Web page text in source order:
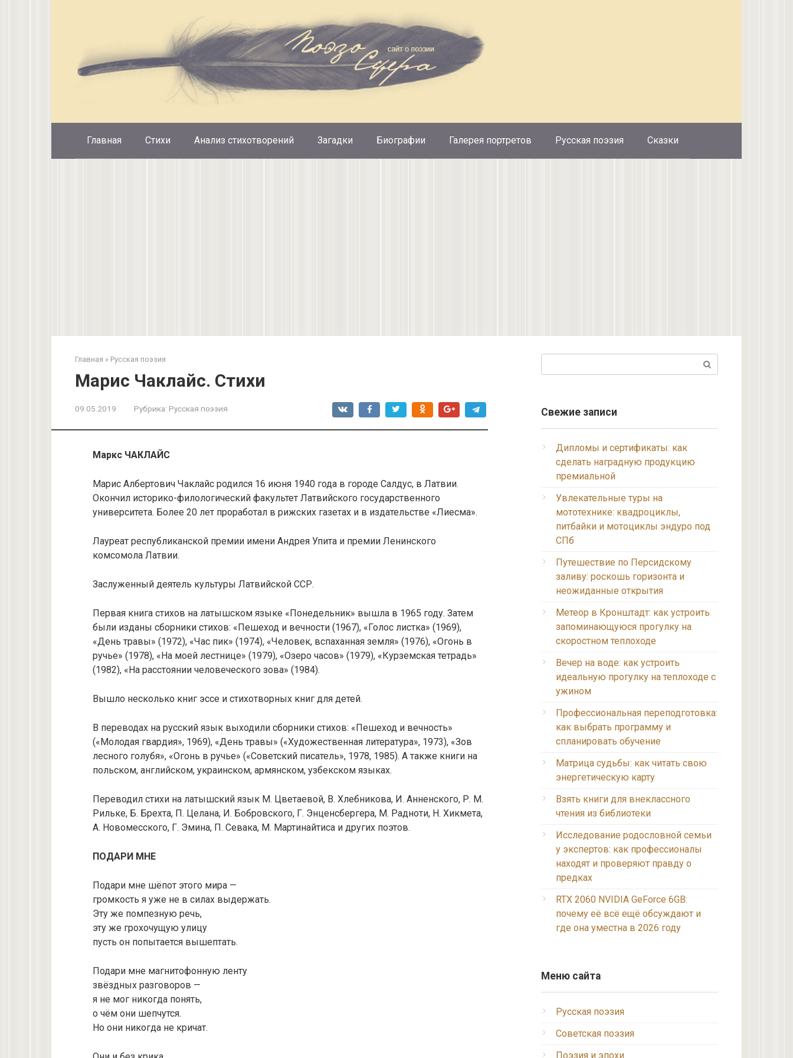
Главная Стихи Анализ стихотворений Загадки Биографии Галерея портретов Русская поэзия Сказки
Главная » Русская поэзия
Марис Чаклайс. Стихи
09.05.2019 Рубрика: Русская поэзия
Маркс ЧАКЛАЙС
Марис Албертович Чаклайс родился 16 июня 1940 года в городе Салдус, в Латвии.
Окончил историко-филологический факультет Латвийского государственного
университета. Более 20 лет проработал в рижских газетах и в издательстве «Лиесма».
Лауреат республиканской премии имени Андрея Упита и премии Ленинского
комсомола Латвии.
Заслуженный деятель культуры Латвийской ССР.
Первая книга стихов на латышском языке «Понедельник» вышла в 1965 году. Затем
были изданы сборники стихов: «Пешеход и вечности (1967), «Голос листка» (1969),
«День травы» (1972), «Час пик» (1974), «Человек, вспаханная земля» (1976), «Огонь в
ручье» (1978), «На моей лестнице» (1979), «Озеро часов» (1979), «Курземская тетрадь»
(1982), «На расстоянии человеческого зова» (1984).
Вышло несколько книг эссе и стихотворных книг для детей.
В переводах на русский язык выходили сборники стихов: «Пешеход и вечность»
(«Молодая гвардия», 1969), «День травы» («Художественная литература», 1973), «Зов
лесного голубя», «Огонь в ручье» («Советский писатель», 1978, 1985). А также книги на
польском, английском, украинском, армянском, узбекском языках.
Переводил стихи на латышский язык М. Цветаевой, В. Хлебникова, И. Анненского, Р. М.
Рильке, Б. Брехта, П. Целана, И. Бобровского, Г. Энценсбергера, М. Радноти, Н. Хикмета,
А. Новомесского, Г. Эмина, П. Севака, М. Мартинайтиса и других поэтов.
ПОДАРИ МНЕ
Подари мне шёпот этого мира —
громкость я уже не в силах выдержать.
Эту же помпезную речь,
эту же грохочущую улицу
пусть он попытается вышептать.
Подари мне магнитофонную ленту
звёздных разговоров —
я не мог никогда понять,
о чём они шепчутся.
Но они никогда не кричат.
Свежие записи
Дипломы и сертификаты: как
сделать наградную продукцию
премиальной
Увлекательные туры на
мототехнике: квадроциклы,
питбайки и мотоциклы эндуро под
СПб
Путешествие по Персидскому
заливу: роскошь горизонта и
неожиданные открытия
Метеор в Кронштадт: как устроить
запоминающуюся прогулку на
скоростном теплоходе
Вечер на воде: как устроить
идеальную прогулку на теплоходе с
ужином
Профессиональная переподготовка:
как выбрать программу и
спланировать обучение
Матрица судьбы: как читать свою
энергетическую карту
Взять книги для внеклассного
чтения из библиотеки
Исследование родословной семьи
у экспертов: как профессионалы
находят и проверяют правду о
предках
RTX 2060 NVIDIA GeForce 6GB:
почему её всё ещё обсуждают и
где она уместна в 2026 году
Меню сайта
Русская поэзия
Советская поэзия
Поэзия и эпохи